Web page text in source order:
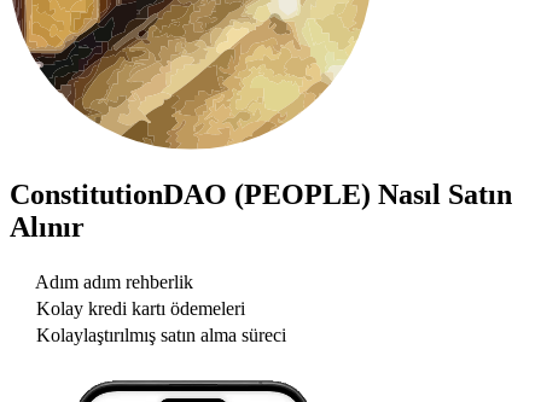
ConstitutionDAO (PEOPLE) Nasıl Satın
Alınır
Adım adım rehberlik
Kolay kredi kartı ödemeleri
Kolaylaştırılmış satın alma süreci